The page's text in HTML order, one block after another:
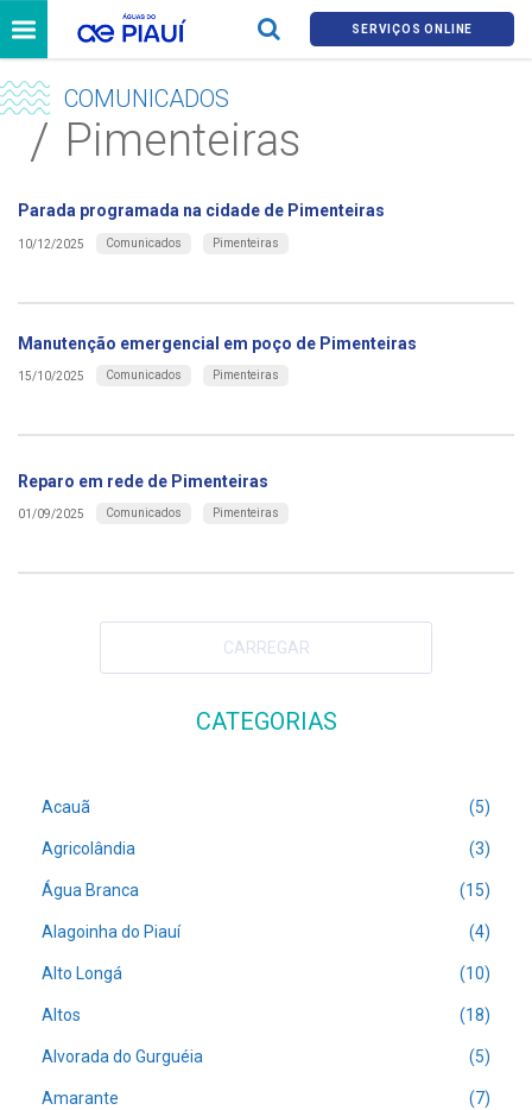
SERVIÇOS ONLINE
COMUNICADOS
Pimenteiras
Parada programada na cidade de Pimenteiras
10/12/2025 Comunicados Pimenteiras
Manutenção emergencial em poço de Pimenteiras
15/10/2025 Comunicados Pimenteiras
Reparo em rede de Pimenteiras
01/09/2025 Comunicados Pimenteiras
CARREGAR
CATEGORIAS
Acauã (5)
Agricolândia (3)
Água Branca (15)
Alagoinha do Piauí (4)
Alto Longá (10)
Altos (18)
Alvorada do Gurguéia (5)
Amarante (7)